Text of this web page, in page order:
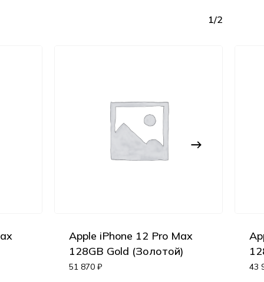
Корзина пуста.
1/2
Apple iPhone 12 Pro Max
128GB Gold (Золотой)
51 870 ₽ 43